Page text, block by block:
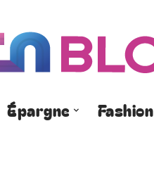
Épargne Fashion